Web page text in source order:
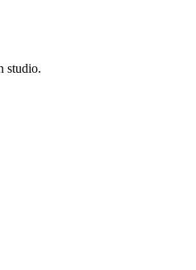
studio.